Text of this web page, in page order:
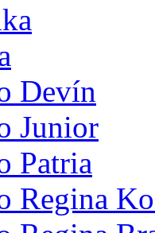
Devín
Junior
Patria
Regina